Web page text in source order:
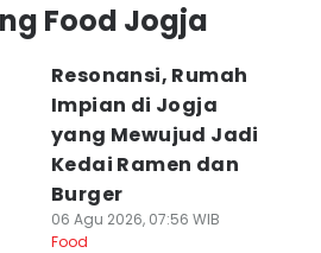
Food Jogja
Resonansi, Rumah
Impian di Jogja
yang Mewujud Jadi
Kedai Ramen dan
Burger
06 Agu 2026, 07:56 WIB
Food